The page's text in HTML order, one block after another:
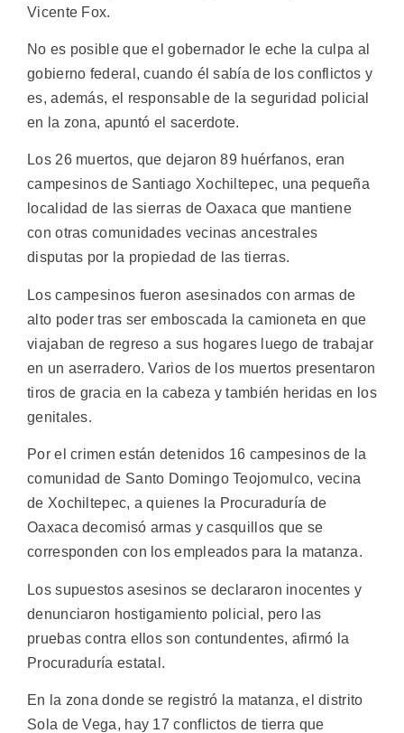
Vicente Fox.
No es posible que el gobernador le eche la culpa al
gobierno federal, cuando él sabía de los conflictos y
es, además, el responsable de la seguridad policial
en la zona, apuntó el sacerdote.
Los 26 muertos, que dejaron 89 huérfanos, eran
campesinos de Santiago Xochiltepec, una pequeña
localidad de las sierras de Oaxaca que mantiene
con otras comunidades vecinas ancestrales
disputas por la propiedad de las tierras.
Los campesinos fueron asesinados con armas de
alto poder tras ser emboscada la camioneta en que
viajaban de regreso a sus hogares luego de trabajar
en un aserradero. Varios de los muertos presentaron
tiros de gracia en la cabeza y también heridas en los
genitales.
Por el crimen están detenidos 16 campesinos de la
comunidad de Santo Domingo Teojomulco, vecina
de Xochiltepec, a quienes la Procuraduría de
Oaxaca decomisó armas y casquillos que se
corresponden con los empleados para la matanza.
Los supuestos asesinos se declararon inocentes y
denunciaron hostigamiento policial, pero las
pruebas contra ellos son contundentes, afirmó la
Procuraduría estatal.
En la zona donde se registró la matanza, el distrito
Sola de Vega, hay 17 conflictos de tierra que